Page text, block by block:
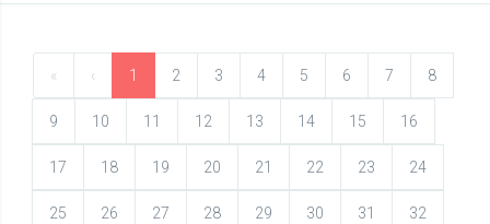
« ‹ 1 2 3 4 5 6 7 8
9 10 11 12 13 14 15 16
17 18 19 20 21 22 23 24
25 26 27 28 29 30 31 32